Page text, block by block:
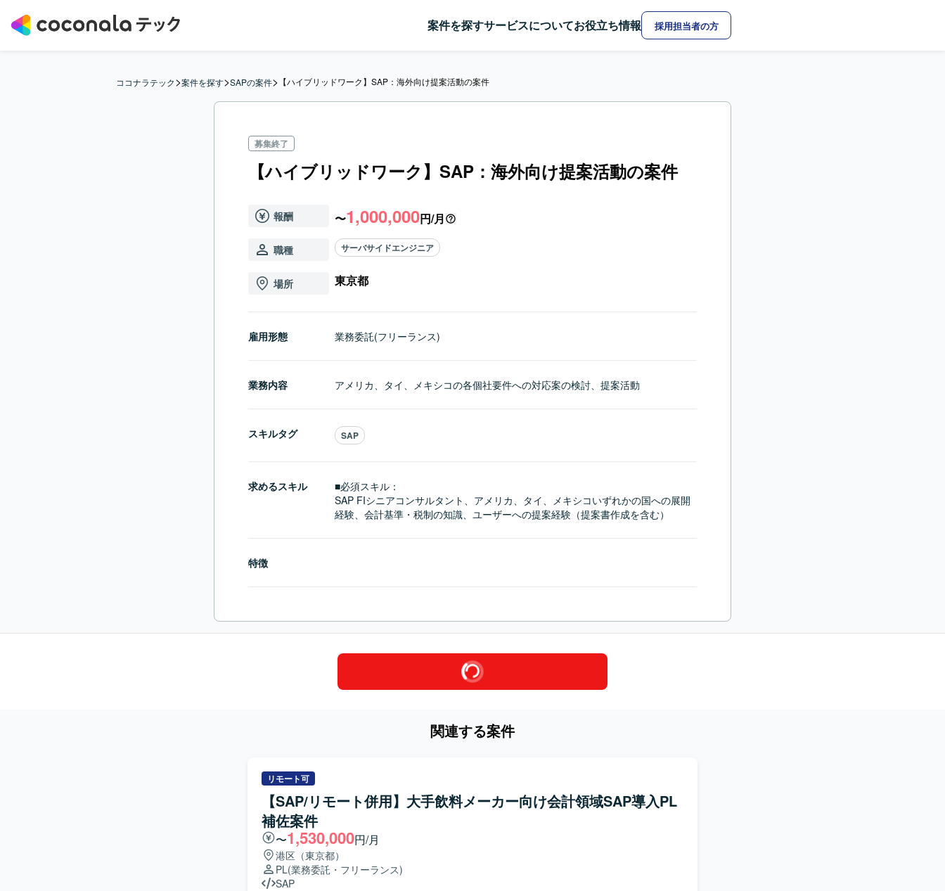
案件を探すサービスについてお役立ち情報 採用担当者の方
ココナラテック>案件を探す>SAPの案件> 【ハイブリッドワーク】SAP：海外向け提案活動の案件
募集終了
【ハイブリッドワーク】SAP：海外向け提案活動の案件
報酬 〜1,000,000円/月
職種 サーバサイドエンジニア
場所 東京都
雇用形態 業務委託(フリーランス)
業務内容 アメリカ、タイ、メキシコの各個社要件への対応案の検討、提案活動
スキルタグ SAP
求めるスキル
■必須スキル：
SAP FIシニアコンサルタント、アメリカ、タイ、メキシコいずれかの国への展開
経験、会計基準・税制の知識、ユーザーへの提案経験（提案書作成を含む）
特徴
関連する案件
リモート可
【SAP/リモート併用】大手飲料メーカー向け会計領域SAP導入PL
補佐案件
〜1,530,000円/月
港区（東京都）
PL(業務委託・フリーランス)
SAP